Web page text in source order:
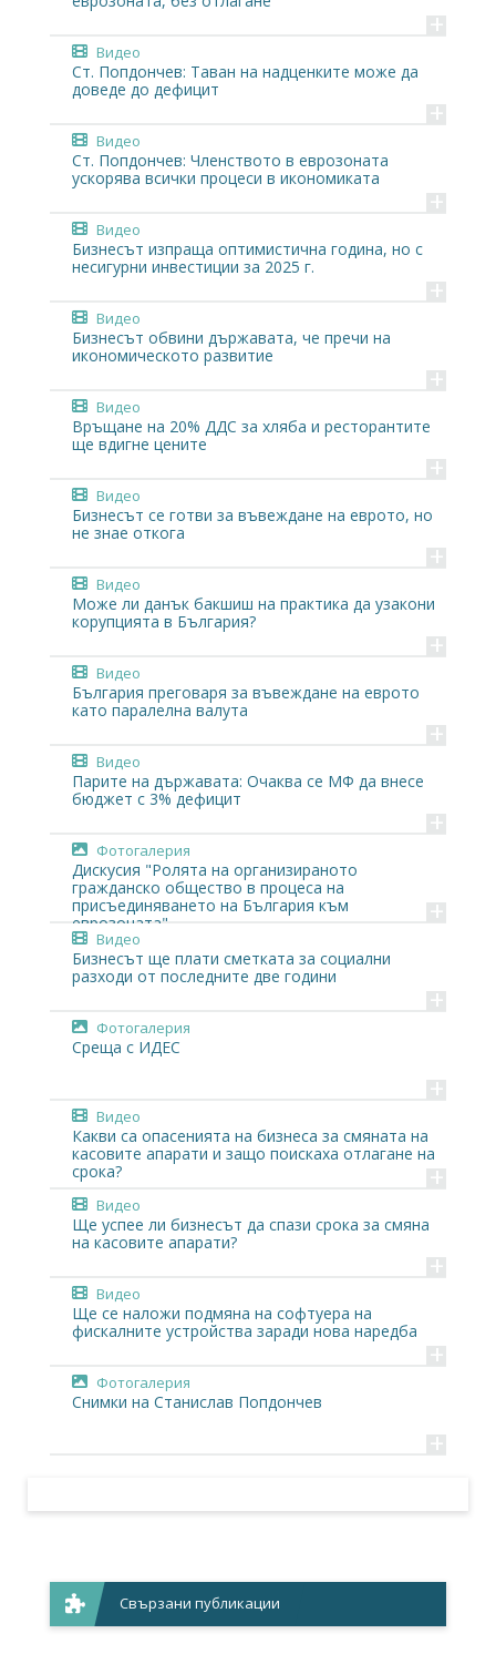
+
Видео
Ст. Попдончев: Таван на надценките може да
доведе до дефицит
+
Видео
Ст. Попдончев: Членството в еврозоната
ускорява всички процеси в икономиката
+
Видео
Бизнесът изпраща оптимистична година, но с
несигурни инвестиции за 2025 г.
+
Видео
Бизнесът обвини държавата, че пречи на
икономическото развитие
+
Видео
Връщане на 20% ДДС за хляба и ресторантите
ще вдигне цените
+
Видео
Бизнесът се готви за въвеждане на еврото, но
не знае откога
+
Видео
Може ли данък бакшиш на практика да узакони
корупцията в България?
+
Видео
България преговаря за въвеждане на еврото
като паралелна валута
+
Видео
Парите на държавата: Очаква се МФ да внесе
бюджет с 3% дефицит
+
Фотогалерия
Дискусия "Ролята на организираното
гражданско общество в процеса на
присъединяването на България към
еврозоната"
+
Видео
Бизнесът ще плати сметката за социални
разходи от последните две години
+
Фотогалерия
Среща с ИДЕС
+
Видео
Какви са опасенията на бизнеса за смяната на
касовите апарати и защо поискаха отлагане на
срока?
+
Видео
Ще успее ли бизнесът да спази срока за смяна
на касовите апарати?
+
Видео
Ще се наложи подмяна на софтуера на
фискалните устройства заради нова наредба
+
Фотогалерия
Снимки на Станислав Попдончев
+
Свързани публикации